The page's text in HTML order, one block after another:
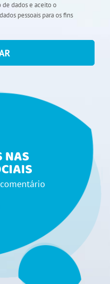
de dados e aceito o
pessoais para os fins
NAS